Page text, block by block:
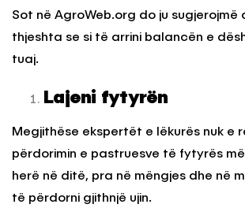
Sot në AgroWeb.org do ju sugjerojmë
thjeshta se si të arrini balancën e
tuaj.
Lajeni fytyrën
Megjithëse ekspertët e lëkurës nuk e
përdorimin e pastruesve të fytyrës
herë në ditë, pra në mëngjes dhe në
të përdorni gjithnjë ujin.